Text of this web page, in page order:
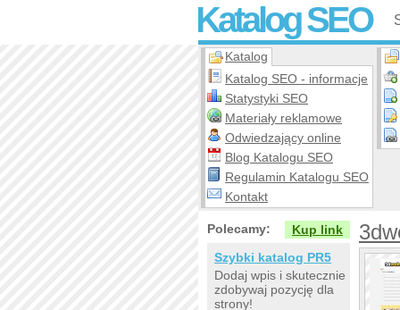
Katalog SEO
Katalog
Katalog SEO - informacje
Statystyki SEO
Materiały reklamowe
Odwiedzający online
Blog Katalogu SEO
Regulamin Katalogu SEO
Kontakt
Polecamy:
Kup link
Szybki katalog PR5
Dodaj wpis i skutecznie
zdobywaj pozycję dla
strony!